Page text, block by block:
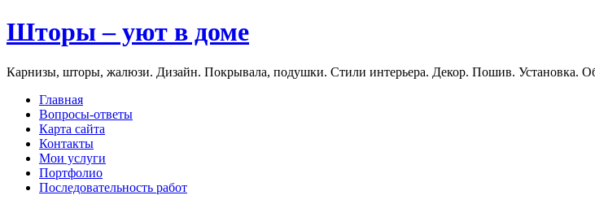
Шторы – уют в доме
Карнизы, шторы, жалюзи. Дизайн. Покрывала, подушки. Стили интерьера. Декор. Пошив. Установка.
Главная
Вопросы-ответы
Карта сайта
Контакты
Мои услуги
Портфолио
Последовательность работ